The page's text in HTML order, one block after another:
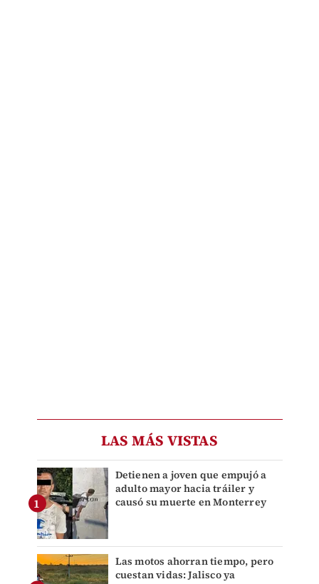
LAS MÁS VISTAS
Detienen a joven que empujó a
adulto mayor hacia tráiler y
causó su muerte en Monterrey
Las motos ahorran tiempo, pero
cuestan vidas: Jalisco ya